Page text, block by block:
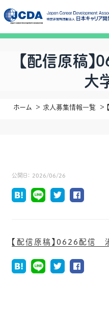
【配信原稿
大
ホーム 求人募集情報一覧
公開日： 2026/06/26
【配信原稿】0626配信